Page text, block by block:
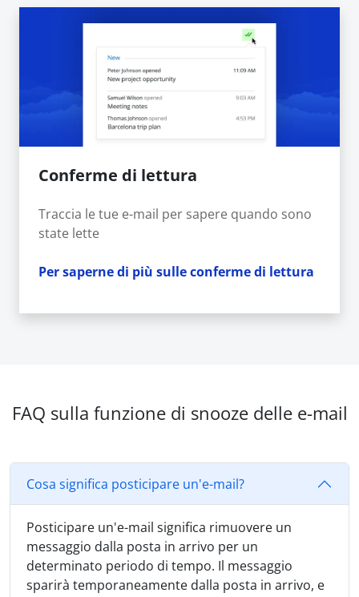
Conferme di lettura
Traccia le tue e-mail per sapere quando sono
state lette
Per saperne di più sulle conferme di lettura
FAQ sulla funzione di snooze delle e-mail
Cosa significa posticipare un'e-mail?
Posticipare un'e-mail significa rimuovere un
messaggio dalla posta in arrivo per un
determinato periodo di tempo. Il messaggio
sparirà temporaneamente dalla posta in arrivo, e